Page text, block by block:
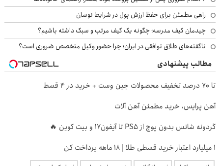
راهی مطمئن برای حفظ ارزش پول در شرایط نوسان
چیدمان کیف مدرسه؛ چگونه یک کیف مرتب و سبک داشته باشیم؟
ناگفته‌های طلاق توافقی در ایران؛ چرا حضور وکیل متخصص ضروری است؟
مطالب پیشنهادی
تا 70 درصد تخفیف محصولات جین وست + خرید در 4 قسط
آهن پرایس، خرید مطمئن آهن آلات
گردونه شانس بدون پوچ از PS5 تا آیفون17 و بیت کوین 🔥
۱ میلیارد اعتبار خرید قسطی طلا | ۱۸ ماهه پرداخت کن